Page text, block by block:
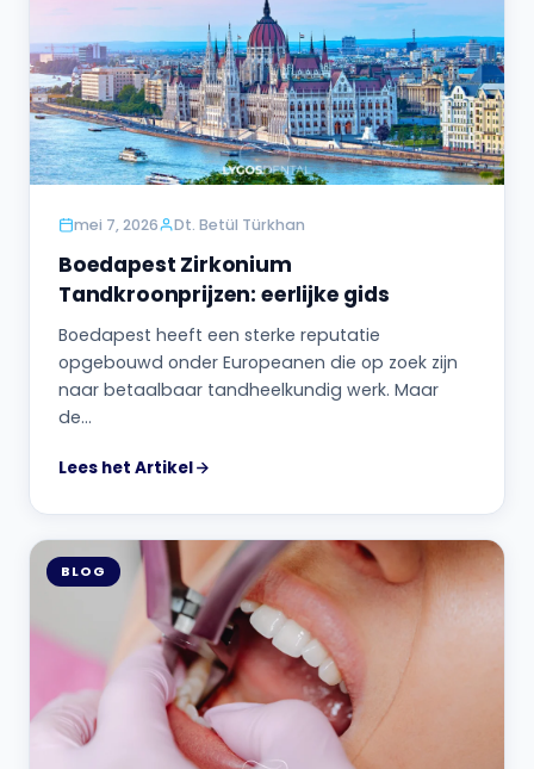
mei 7, 2026 Dt. Betül Türkhan
Boedapest Zirkonium
Tandkroonprijzen: eerlijke gids
Boedapest heeft een sterke reputatie
opgebouwd onder Europeanen die op zoek zijn
naar betaalbaar tandheelkundig werk. Maar
de…
Lees het Artikel
BLOG